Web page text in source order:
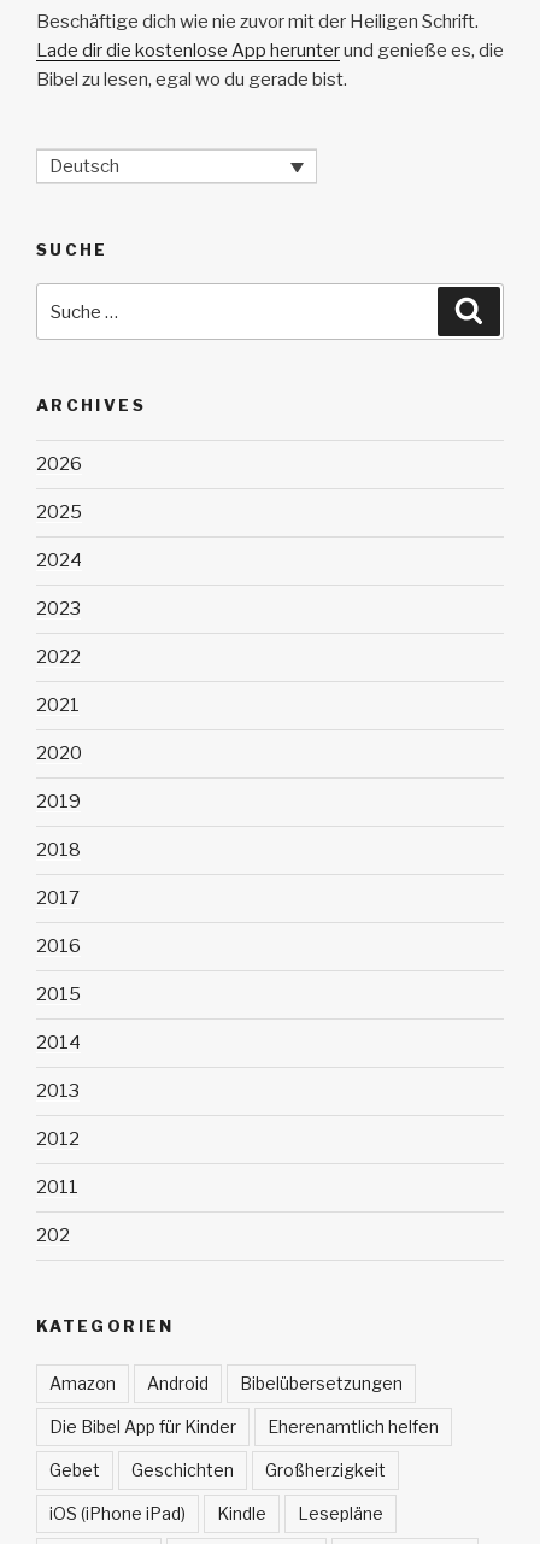
Beschäftige dich wie nie zuvor mit der Heiligen Schrift.
Lade dir die kostenlose App herunterund genieße es, die
Bibel zu lesen, egal wo du gerade bist.
Deutsch
SUCHE
nach:
ARCHIVES
2026
2025
2024
2023
2022
2021
2020
2019
2018
2017
2016
2015
2014
2013
2012
2011
202
KATEGORIEN
Amazon Android Bibelübersetzungen
Die Bibel App für Kinder Eherenamtlich helfen
Gebet Geschichten Großherzigkeit
iOS (iPhone iPad) Kindle Lesepläne